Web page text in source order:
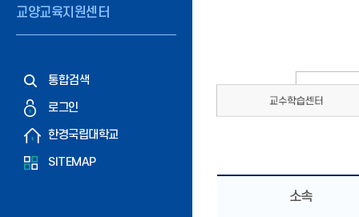
교양교육지원센터
통합검색
로그인
한경국립대학교
SITEMAP
소속